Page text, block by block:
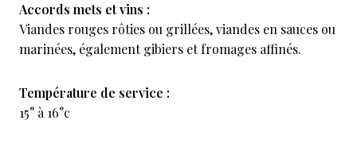
Accords mets et vins :
Viandes rouges rôties ou grillées, viandes en sauces ou
marinées, également gibiers et fromages affinés.
Température de service :
15° à 16°c